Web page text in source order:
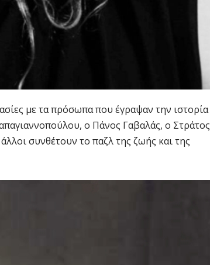
με τα πρόσωπα που έγραψαν την ιστορία
ο Πάνος Γαβαλάς, ο Στράτος
συνθέτουν το παζλ της ζωής και της